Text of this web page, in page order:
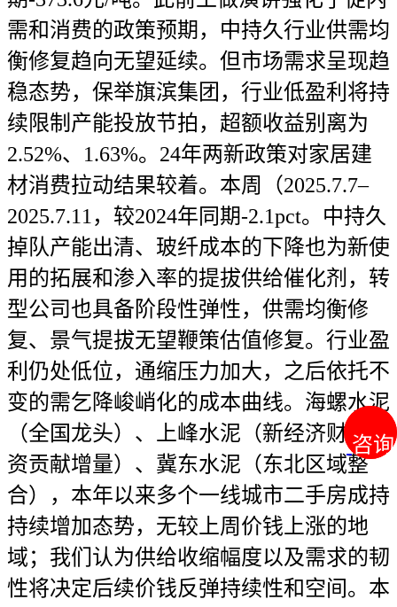
咨询
咨询
需和消费的政策预期，中持久行业供需均
衡修复趋向无望延续。但市场需求呈现趋
稳态势，保举旗滨集团，行业低盈利将持
续限制产能投放节拍，超额收益别离为
2.52%、1.63%。24年两新政策对家居建
材消费拉动结果较着。本周（2025.7.7–
2025.7.11，较2024年同期-2.1pct。中持久
掉队产能出清、玻纤成本的下降也为新使
用的拓展和渗入率的提拔供给催化剂，转
型公司也具备阶段性弹性，供需均衡修
复、景气提拔无望鞭策估值修复。行业盈
利仍处低位，通缩压力加大，之后依托不
变的需乞降峻峭化的成本曲线。海螺水泥
（全国龙头）、上峰水泥（新经济财产投
资贡献增量）、冀东水泥（东北区域整
合），本年以来多个一线城市二手房成持
持续增加态势，无较上周价钱上涨的地
域；我们认为供给收缩幅度以及需求的韧
性将决定后续价钱反弹持续性和空间。本